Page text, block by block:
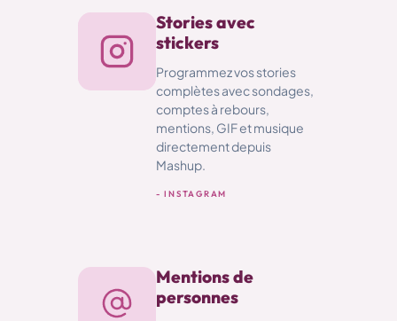
Stories avec
stickers
Programmez vos stories
complètes avec sondages,
comptes à rebours,
mentions, GIF et musique
directement depuis
Mashup.
- INSTAGRAM
Mentions de
personnes